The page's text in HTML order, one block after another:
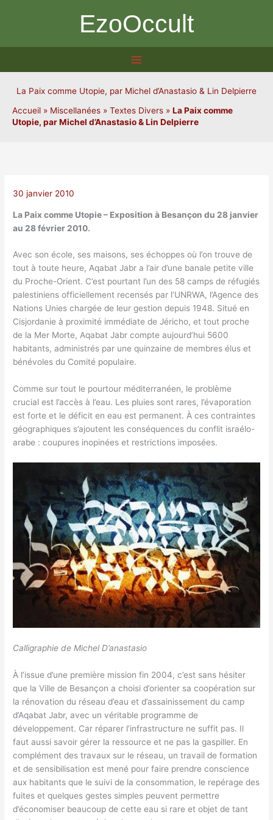
EzoOccult
La Paix comme Utopie, par Michel d’Anastasio & Lin Delpierre
Accueil » Miscellanées » Textes Divers » La Paix comme
Utopie, par Michel d’Anastasio & Lin Delpierre
30 janvier 2010
La Paix comme Utopie – Exposition à Besançon du 28 janvier
au 28 février 2010.
Avec son école, ses maisons, ses échoppes où l’on trouve de
tout à toute heure, Aqabat Jabr a l’air d’une banale petite ville
du Proche-Orient. C’est pourtant l’un des 58 camps de réfugiés
palestiniens officiellement recensés par l’UNRWA, l’Agence des
Nations Unies chargée de leur gestion depuis 1948. Situé en
Cisjordanie à proximité immédiate de Jéricho, et tout proche
de la Mer Morte, Aqabat Jabr compte aujourd’hui 5600
habitants, administrés par une quinzaine de membres élus et
bénévoles du Comité populaire.
Comme sur tout le pourtour méditerranéen, le problème
crucial est l’accès à l’eau. Les pluies sont rares, l’évaporation
est forte et le déficit en eau est permanent. À ces contraintes
géographiques s’ajoutent les conséquences du conflit israélo-
arabe : coupures inopinées et restrictions imposées.
Calligraphie de Michel D’anastasio
À l’issue d’une première mission fin 2004, c’est sans hésiter
que la Ville de Besançon a choisi d’orienter sa coopération sur
la rénovation du réseau d’eau et d’assainissement du camp
d’Aqabat Jabr, avec un véritable programme de
développement. Car réparer l’infrastructure ne suffit pas. Il
faut aussi savoir gérer la ressource et ne pas la gaspiller. En
complément des travaux sur le réseau, un travail de formation
et de sensibilisation est mené pour faire prendre conscience
aux habitants que le suivi de la consommation, le repérage des
fuites et quelques gestes simples peuvent permettre
d’économiser beaucoup de cette eau si rare et objet de tant